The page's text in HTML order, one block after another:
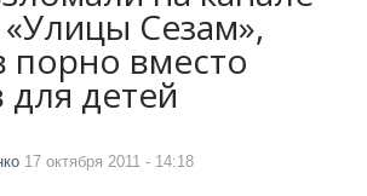
Сезам»,
вместо
детей
17 октября 2011 - 14:18